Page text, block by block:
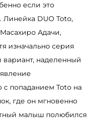
если это
Линейка DUO Toto,
Адачи,
изначально серия
наделенный
с попаданием Toto на
где он мгновенно
малыш полюбился